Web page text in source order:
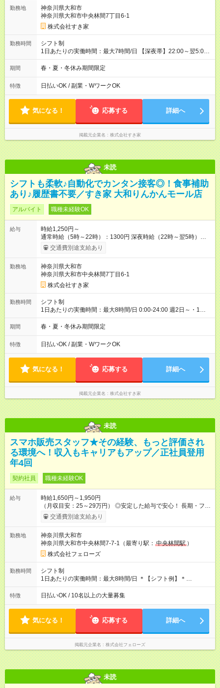
同時給）
勤務地
神奈川県大和市
神奈川県大和市中央林間7丁目6-1
株式会社すき家
勤務時間
シフト制
1日あたりの実働時間：最大7時間/日 【深夜帯】22:00～翌5:00
週2日～・1日2h～OK◎ ※22:00から翌5:00までは18歳以上の方
のみ勤務可能です（18歳未満の深夜業務禁止のため） ★深夜で
す。 必ず、2名以上での勤務を行いますので、安心して働けま
す。
期間 春・夏・冬休み期間限定
特徴 日払いOK / 副業・WワークOK
気になる！ 応募する 詳細へ
掲載元企業名 株式会社すき家
未読
シフトも柔軟♪自動化でカンタン接客◎！食事補助
あり♪履歴書不要／すき家 大和りんかんモール店
アルバイト 職種未経験OK
給与
時給1,250円～
通常時給（5時～22時）：1300円 深夜時給（22時～翌5時）：
1625円 高校生時給：1250円 【特別手当】早朝手当（5：00-9：
00）時給+150円 【試用期間】試用期間あり 試用期間の長さ：1
30日（※条件変更なし）ですが、切り上げで一ヶ月とさせてい
ただきます。 研修制度あり：15時間(研修中も同時給）
交通費別途支給あり
勤務地
神奈川県大和市
神奈川県大和市中央林間7丁目6-1
株式会社すき家
勤務時間
シフト制
1日あたりの実働時間：最大8時間/日 0:00-24:00 週2日～・1日
2h～OK ＜シフト例＞ 〇朝帯 5:00-9:00 〇昼帯 9:00-14:00 〇午
後帯 14:00-18:00 〇夜帯 18:00-22:00 〇深夜帯 22:00-翌5:00 基
ます♪
期間 春・夏・冬休み期間限定
特徴 日払いOK / 副業・WワークOK
気になる！ 応募する 詳細へ
掲載元企業名 株式会社すき家
未読
スマホ販売スタッフ★その経験、もっと評価され
る環境へ！収入もキャリアもアップ／正社員登用
年4回
契約社員 職種未経験OK
給与
時給1,650円～1,950円
（月収目安：25～29万円） ◎安定した給与で安心！ 長期・フル
タイムで勤務いただける方にお越しいただきたいと思っていま
す。シフトが削られることはないので、安定した給与が入りま
たいという人もいると思います。このあたりは柔軟に対応する
ので、お気軽にご相談ください！ ※2ヶ月の試用期間がありま
す。その間の給与・待遇に変更はありません。 【試用期間】試
用期間あり 試用期間の長さ：2ヶ月 雇用形態、給与は本採用時
と同じです。
交通費別途支給あり
勤務地
神奈川県大和市
神奈川県大和市中央林間7-7-1（最寄り駅： 中央林間駅 ）
株式会社フェローズ
勤務時間
シフト制
1日あたりの実働時間：最大8時間/日 ＊【シフト例】＊
(1) 10:00～19:00 (2) 11:00～20:00 (3) 12:00～21:00 など ◎
いずれも実働8時間・休憩1時間です。中抜けシフトなどはあり
たい」などあれば相談に応じますのでおっしゃってください！
特徴 日払いOK / 10名以上の大量募集
気になる！ 応募する 詳細へ
掲載元企業名 株式会社フェローズ
未読